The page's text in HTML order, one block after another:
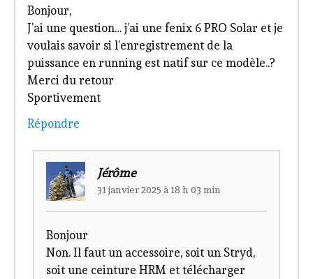
Bonjour,
J’ai une question… j’ai une fenix 6 PRO Solar et je
voulais savoir si l’enregistrement de la
puissance en running est natif sur ce modèle..?
Merci du retour
Sportivement
Répondre
Jérôme
31 janvier 2025 à 18 h 03 min
Bonjour
Non. Il faut un accessoire, soit un Stryd,
soit une ceinture HRM et télécharger